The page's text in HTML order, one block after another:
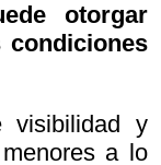
otorgar
condiciones
visibilidad y
a lo